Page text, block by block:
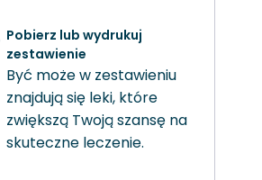
Pobierz lub wydrukuj
zestawienie
Być może w zestawieniu
znajdują się leki, które
zwiększą Twoją szansę na
skuteczne leczenie.